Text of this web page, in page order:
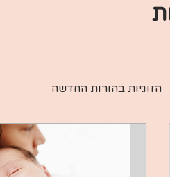
הזוגיות בהורות החדשה